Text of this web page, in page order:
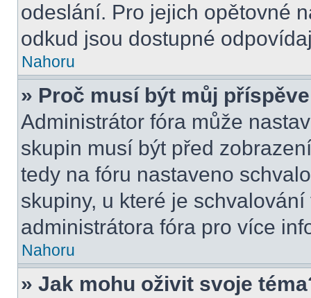
odeslání. Pro jejich opětovné
odkud jsou dostupné
Nahoru
» Proč musí být můj
Administrátor fóra může
skupin musí být před
tedy na fóru nastaveno
skupiny, u které je
administrátora fóra pro více
Nahoru
» Jak mohu oživit svoje